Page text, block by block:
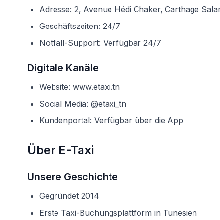
Adresse: 2, Avenue Hédi Chaker, Carthage
Geschäftszeiten: 24/7
Notfall-Support: Verfügbar 24/7
Digitale Kanäle
Website: www.etaxi.tn
Social Media: @etaxi_tn
Kundenportal: Verfügbar über die App
Über E-Taxi
Unsere Geschichte
Gegründet 2014
Erste Taxi-Buchungsplattform in Tunesien